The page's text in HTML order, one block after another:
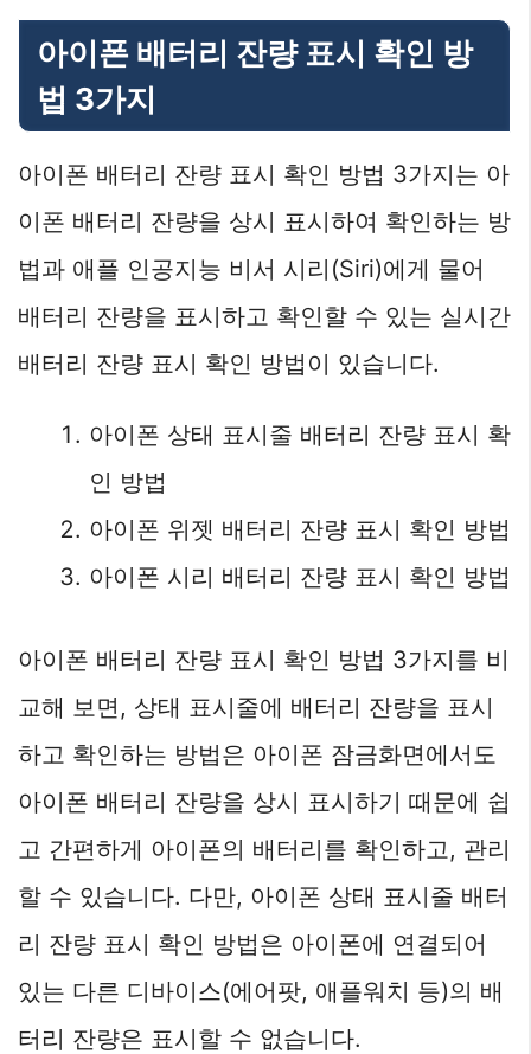
아이폰 배터리 잔량 표시 확인 방
법 3가지
아이폰 배터리 잔량 표시 확인 방법 3가지는 아
이폰 배터리 잔량을 상시 표시하여 확인하는 방
법과 애플 인공지능 비서 시리(Siri)에게 물어
배터리 잔량을 표시하고 확인할 수 있는 실시간
배터리 잔량 표시 확인 방법이 있습니다.
아이폰 상태 표시줄 배터리 잔량 표시 확
인 방법
아이폰 위젯 배터리 잔량 표시 확인 방법
아이폰 시리 배터리 잔량 표시 확인 방법
아이폰 배터리 잔량 표시 확인 방법 3가지를 비
교해 보면, 상태 표시줄에 배터리 잔량을 표시
하고 확인하는 방법은 아이폰 잠금화면에서도
아이폰 배터리 잔량을 상시 표시하기 때문에 쉽
고 간편하게 아이폰의 배터리를 확인하고, 관리
할 수 있습니다. 다만, 아이폰 상태 표시줄 배터
리 잔량 표시 확인 방법은 아이폰에 연결되어
있는 다른 디바이스(에어팟, 애플워치 등)의 배
터리 잔량은 표시할 수 없습니다.